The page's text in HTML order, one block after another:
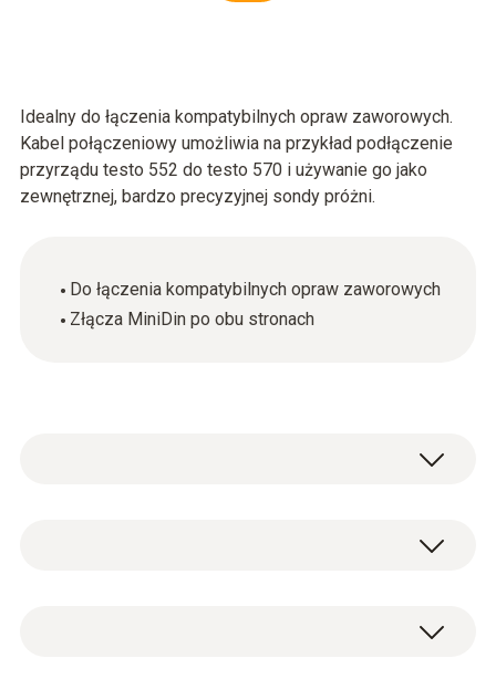
Idealny do łączenia kompatybilnych opraw zaworowych.
Kabel połączeniowy umożliwia na przykład podłączenie
przyrządu testo 552 do testo 570 i używanie go jako
zewnętrznej, bardzo precyzyjnej sondy próżni.
Do łączenia kompatybilnych opraw zaworowych
Złącza MiniDin po obu stronach
1x kabel połączeniowy ze złączem MiniDin